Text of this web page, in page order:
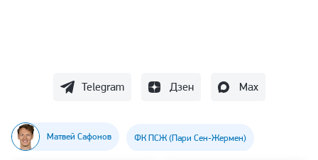
Telegram Дзен Max
Матвей Сафонов ФК ПСЖ (Пари Сен-Жермен)